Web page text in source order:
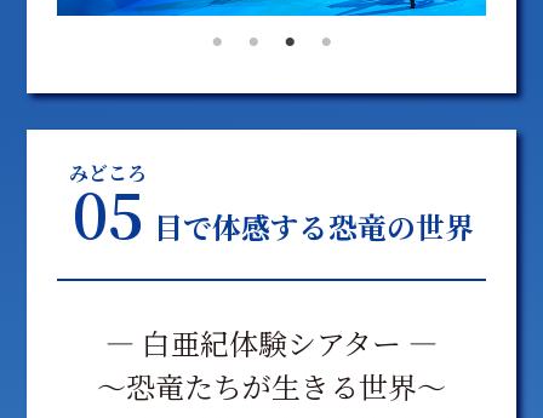
みどころ
05 目で体感する恐竜の世界
― 白亜紀体験シアター ―
〜恐竜たちが生きる世界〜